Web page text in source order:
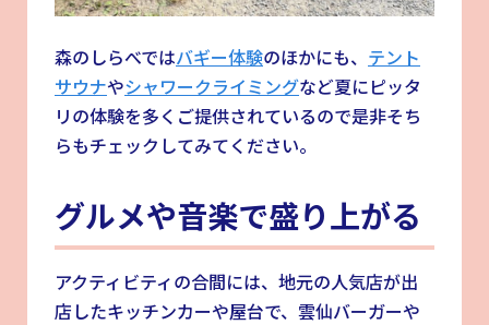
森のしらべではバギー体験のほかにも、 テント
サウナやシャワークライミングなど夏にピッタ
リの体験を多くご提供されているので是非そち
らもチェックしてみてください。
グルメや音楽で盛り上がる
アクティビティの合間には、地元の人気店が出
店したキッチンカーや屋台で、雲仙バーガーや